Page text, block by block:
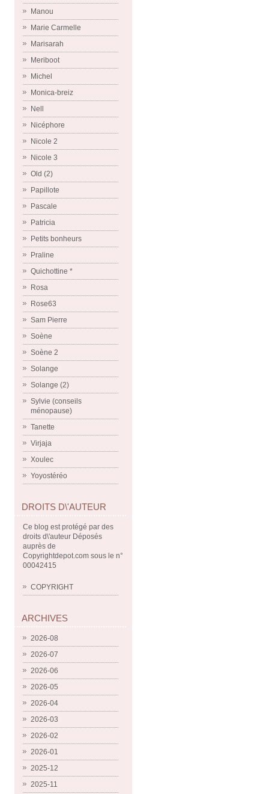
Manou
Marie Carmelle
Marisarah
Meriboot
Michel
Monica-breiz
Nell
Nicéphore
Nicole 2
Nicole 3
Old (2)
Papillote
Pascale
Patricia
Petits bonheurs
Praline
Quichottine *
Rosa
Rose63
Sam Pierre
Soène
Soène 2
Solange
Solange (2)
Sylvie (conseils
ménopause)
Tanette
Virjaja
Xoulec
Yoyostéréo
DROITS D\'AUTEUR
Ce blog est protégé par des
droits d\'auteur Déposés
auprès de
Copyrightdepot.com sous le n°
00042415
COPYRIGHT
ARCHIVES
2026-08
2026-07
2026-06
2026-05
2026-04
2026-03
2026-02
2026-01
2025-12
2025-11